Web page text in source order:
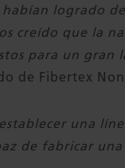
logrado
creído que la
para un gran
de Fibertex
una
de fabricar